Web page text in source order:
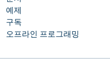
예제
구독
오프라인 프로그래밍